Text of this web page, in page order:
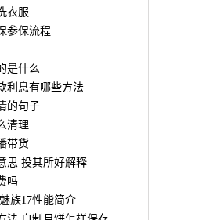
衣服
参保流程
是什么
利息有哪些方法
的句子
清理
带货
思 投其所好解释
吗
族17性能简介